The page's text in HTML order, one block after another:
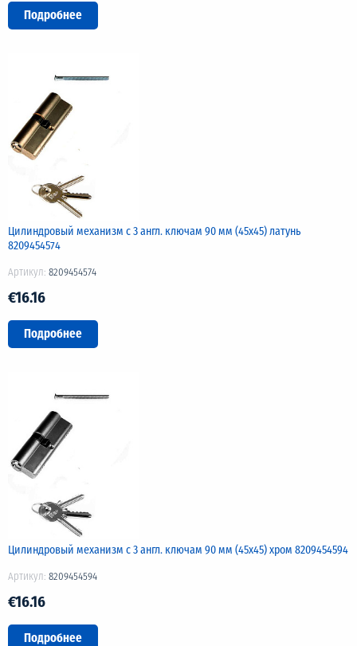
Подробнее
Цилиндровый механизм с 3 англ. ключам 90 мм (45х45) латунь
8209454574
Артикул: 8209454574
€16.16
Подробнее
Цилиндровый механизм с 3 англ. ключам 90 мм (45х45) хром 8209454594
Артикул: 8209454594
€16.16
Подробнее